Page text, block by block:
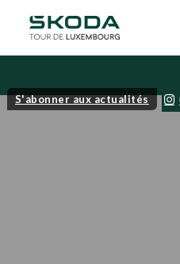
S'abonner aux actualités